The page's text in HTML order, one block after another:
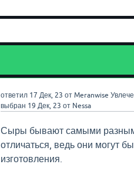
ответил 17 Дек, 23 от Meranwise
выбран 19 Дек, 23 от Nessa
Сыры бывают самыми
отличаться, ведь они могут
изготовления.